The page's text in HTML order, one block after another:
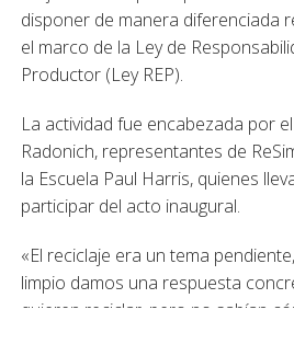
disponer de manera diferenciada
el marco de la Ley de
Productor (Ley REP).
La actividad fue encabezada por
Radonich, representantes de
la Escuela Paul Harris, quienes
participar del acto inaugural.
«El reciclaje era un tema
limpio damos una respuesta
quieren reciclar, pero no sabían